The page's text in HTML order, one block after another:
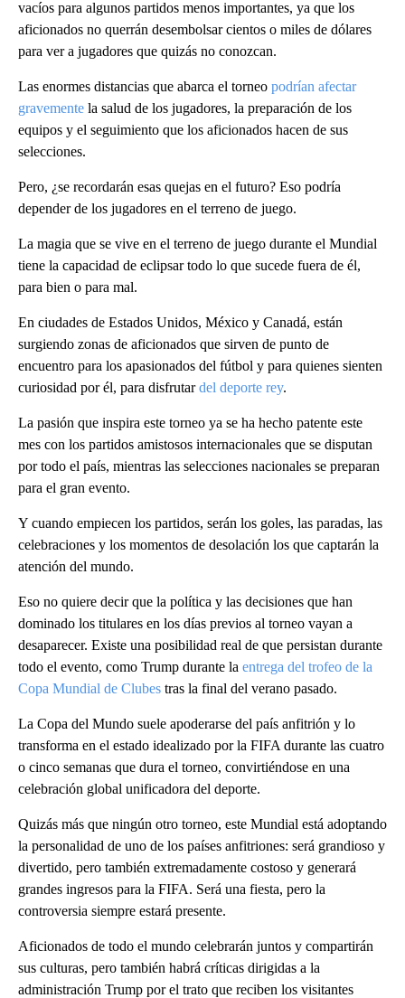
vacíos para algunos partidos menos importantes, ya que los
aficionados no querrán desembolsar cientos o miles de dólares
para ver a jugadores que quizás no conozcan.
Las enormes distancias que abarca el torneo podrían afectar
gravemente la salud de los jugadores, la preparación de los
equipos y el seguimiento que los aficionados hacen de sus
selecciones.
Pero, ¿se recordarán esas quejas en el futuro? Eso podría
depender de los jugadores en el terreno de juego.
La magia que se vive en el terreno de juego durante el Mundial
tiene la capacidad de eclipsar todo lo que sucede fuera de él,
para bien o para mal.
En ciudades de Estados Unidos, México y Canadá, están
surgiendo zonas de aficionados que sirven de punto de
encuentro para los apasionados del fútbol y para quienes sienten
curiosidad por él, para disfrutardel deporte rey.
La pasión que inspira este torneo ya se ha hecho patente este
mes con los partidos amistosos internacionales que se disputan
por todo el país, mientras las selecciones nacionales se preparan
para el gran evento.
Y cuando empiecen los partidos, serán los goles, las paradas, las
celebraciones y los momentos de desolación los que captarán la
atención del mundo.
Eso no quiere decir que la política y las decisiones que han
dominado los titulares en los días previos al torneo vayan a
desaparecer. Existe una posibilidad real de que persistan durante
todo el evento, como Trump durante la entrega del trofeo de la
Copa Mundial de Clubes tras la final del verano pasado.
La Copa del Mundo suele apoderarse del país anfitrión y lo
transforma en el estado idealizado por la FIFA durante las cuatro
o cinco semanas que dura el torneo, convirtiéndose en una
celebración global unificadora del deporte.
Quizás más que ningún otro torneo, este Mundial está adoptando
la personalidad de uno de los países anfitriones: será grandioso y
divertido, pero también extremadamente costoso y generará
grandes ingresos para la FIFA. Será una fiesta, pero la
controversia siempre estará presente.
Aficionados de todo el mundo celebrarán juntos y compartirán
sus culturas, pero también habrá críticas dirigidas a la
administración Trump por el trato que reciben los visitantes